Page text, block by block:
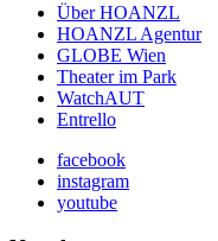
Über HOANZL
HOANZL Agentur
GLOBE Wien
Theater im Park
WatchAUT
Entrello
facebook
instagram
youtube